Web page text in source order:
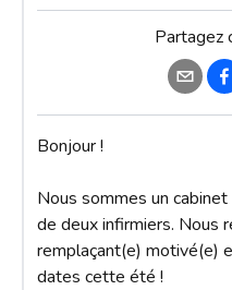
Partagez
Bonjour !
Nous sommes un
de deux infirmiers. Nous
remplaçant(e) motivé(e)
dates cette été !